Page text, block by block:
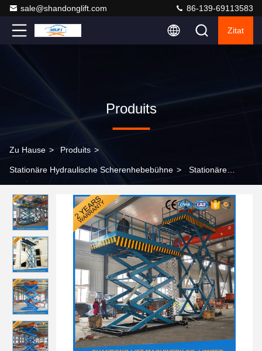
sale@shandonglift.com 86-139-69113583
Zitat
Produits
Zu Hause > Produits >
Stationäre Hydraulische Scherenhebebühne > Stationäre
Wasserbauarbeiten-Plattform-Aufzug